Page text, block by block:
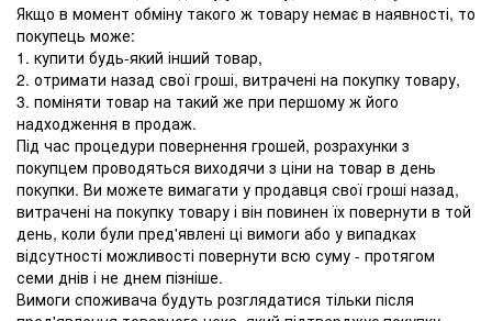
Якщо в момент обміну такого ж товару немає в наявності, то
покупець може:
1. купити будь-який інший товар,
2. отримати назад свої гроші, витрачені на покупку товару,
3. поміняти товар на такий же при першому ж його
надходження в продаж.
Під час процедури повернення грошей, розрахунки з
покупцем проводяться виходячи з ціни на товар в день
покупки. Ви можете вимагати у продавця свої гроші назад,
витрачені на покупку товару і він повинен їх повернути в той
день, коли були пред'явлені ці вимоги або у випадках
відсутності можливості повернути всю суму - протягом
семи днів і не днем ​​пізніше.
Вимоги споживача будуть розглядатися тільки після